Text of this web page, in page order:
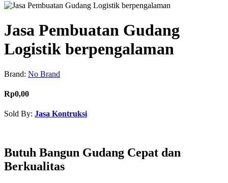
Jasa Pembuatan Gudang
Logistik berpengalaman
Brand: No Brand
Rp0,00
Sold By: Jasa Kontruksi
Butuh Bangun Gudang Cepat dan
Berkualitas